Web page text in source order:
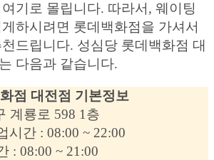
기로 몰립니다. 따라서, 웨이팅
하시려면 롯데백화점을 가셔서
드립니다. 성심당 롯데백화점 대
다음과 같습니다.
점 대전점 기본정보
계룡로 598 1층
시간 : 08:00 ~ 22:00
: 08:00 ~ 21:00